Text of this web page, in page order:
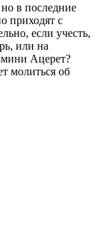
в последние
приходят с
если учесть,
или на
Ацерет?
молиться об